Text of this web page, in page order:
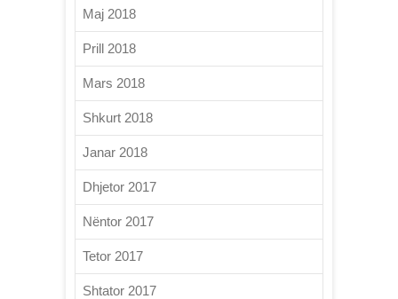
Maj 2018
Prill 2018
Mars 2018
Shkurt 2018
Janar 2018
Dhjetor 2017
Nëntor 2017
Tetor 2017
Shtator 2017